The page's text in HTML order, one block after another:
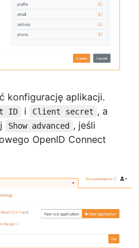
konfigurację aplikacji.
ID i Client secret , a
Show advanced , jeśli
OpenID Connect